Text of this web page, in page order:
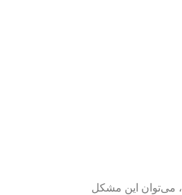
، می‌توان این مشکل